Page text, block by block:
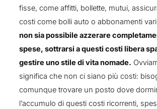
fisse, come affitti, bollette, mutui,
costi come bolli auto o abbonamenti
non sia possibile azzerare
spese, sottrarsi a questi costi libera
gestire uno stile di vita nomade.
significa che non ci siano più costi:
comunque trovare un posto dove
l’accumulo di questi costi ricorrenti,